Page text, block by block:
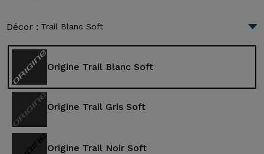
Décor : Trail Blanc Soft
Origine Trail Blanc Soft
Origine Trail Gris Soft
Origine Trail Noir Soft